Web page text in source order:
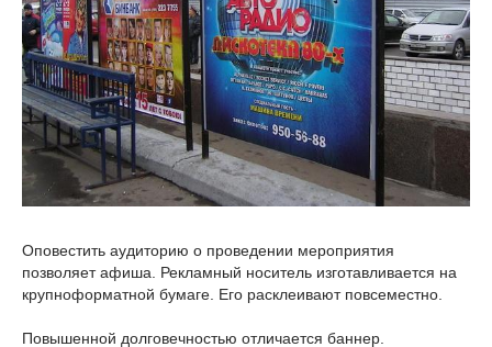
Оповестить аудиторию о проведении мероприятия
позволяет афиша. Рекламный носитель изготавливается на
крупноформатной бумаге. Его расклеивают повсеместно.
Повышенной долговечностью отличается баннер.